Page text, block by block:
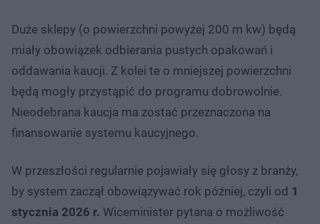
Duże sklepy (o powierzchni powyżej 200 m kw) będą
miały obowiązek odbierania pustych opakowań i
oddawania kaucji. Z kolei te o mniejszej powierzchni
będą mogły przystąpić do programu dobrowolnie.
Nieodebrana kaucja ma zostać przeznaczona na
finansowanie systemu kaucyjnego.
W przeszłości regularnie pojawiały się głosy z branży,
by system zaczął obowiązywać rok później, czyli od 1
stycznia 2026 r. Wiceminister pytana o możliwość